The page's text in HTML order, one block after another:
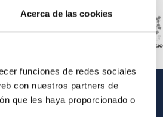
Acerca de las cookies
funciones de redes sociales
con nuestros partners de
que les haya proporcionado o
OTHER LINKS